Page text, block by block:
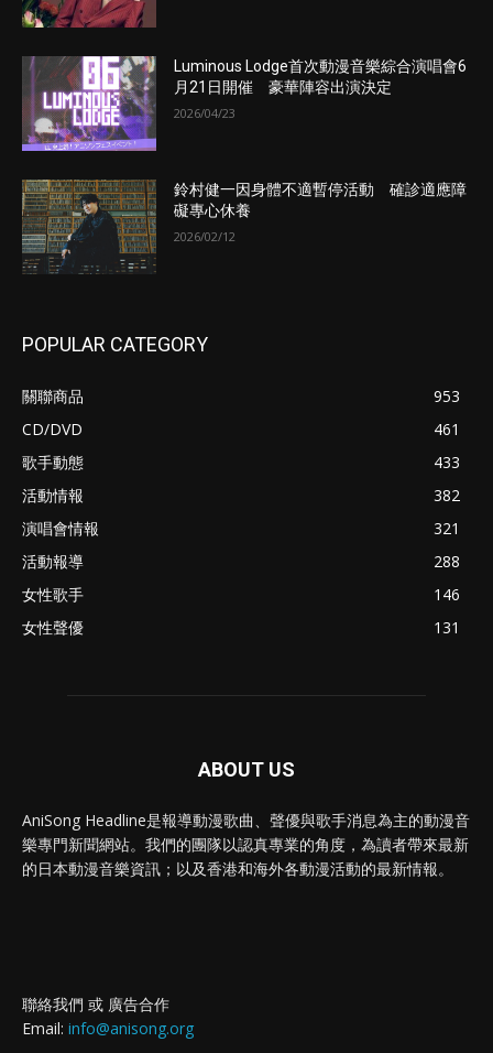
Luminous Lodge首次動漫音樂綜合演唱會6
月21日開催 豪華陣容出演決定
2026/04/23
鈴村健一因身體不適暫停活動 確診適應障
礙專心休養
2026/02/12
POPULAR CATEGORY
關聯商品
953
CD/DVD
461
歌手動態
433
活動情報
382
演唱會情報
321
活動報導
288
女性歌手
146
女性聲優
131
ABOUT US
AniSong Headline是報導動漫歌曲、聲優與歌手消息為主的動漫音
樂專門新聞網站。我們的團隊以認真專業的角度，為讀者帶來最新
的日本動漫音樂資訊；以及香港和海外各動漫活動的最新情報。
聯絡我們 或 廣告合作
Email: info@anisong.org